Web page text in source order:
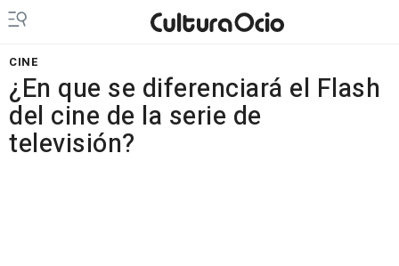
CINE
¿En que se diferenciará el Flash
del cine de la serie de
televisión?